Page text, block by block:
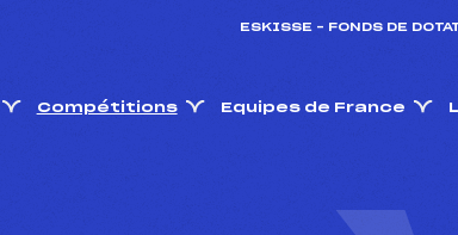
ESKISSE – FONDS DE
Compétitions Equipes de France